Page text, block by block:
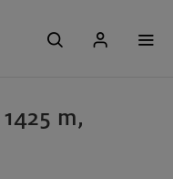
m,